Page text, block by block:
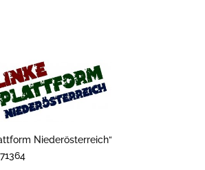
Niederösterreich“